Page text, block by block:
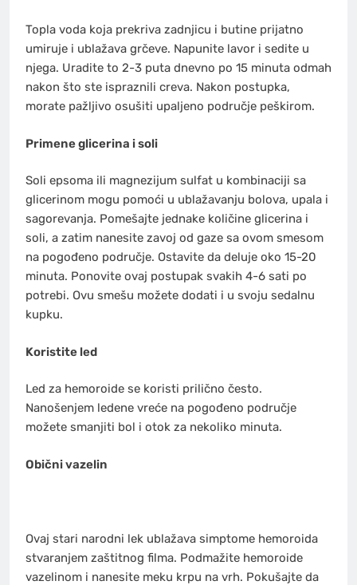
Topla voda koja prekriva zadnjicu i butine prijatno
umiruje i ublažava grčeve. Napunite lavor i sedite u
njega. Uradite to 2-3 puta dnevno po 15 minuta odmah
nakon što ste ispraznili creva. Nakon postupka,
morate pažljivo osušiti upaljeno područje peškirom.
Primene glicerina i soli
Soli epsoma ili magnezijum sulfat u kombinaciji sa
glicerinom mogu pomoći u ublažavanju bolova, upala i
sagorevanja. Pomešajte jednake količine glicerina i
soli, a zatim nanesite zavoj od gaze sa ovom smesom
na pogođeno područje. Ostavite da deluje oko 15-20
minuta. Ponovite ovaj postupak svakih 4-6 sati po
potrebi. Ovu smešu možete dodati i u svoju sedalnu
kupku.
Koristite led
Led za hemoroide se koristi prilično često.
Nanošenjem ledene vreće na pogođeno područje
možete smanjiti bol i otok za nekoliko minuta.
Obični vazelin
Ovaj stari narodni lek ublažava simptome hemoroida
stvaranjem zaštitnog filma. Podmažite hemoroide
vazelinom i nanesite meku krpu na vrh. Pokušajte da